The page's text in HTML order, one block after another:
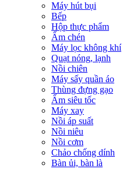
Máy hút bụi
Bếp
Hộp thực phẩm
Ấm chén
Máy lọc không khí
Quạt nóng, lạnh
Nồi chiên
Máy sấy quần áo
Thùng đựng gạo
Ấm siêu tốc
Máy xay
Nồi áp suất
Nồi niêu
Nồi cơm
Chảo chống dính
Bàn ủi, bàn là